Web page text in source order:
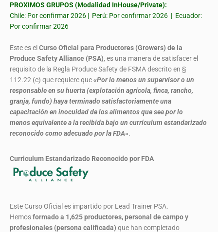
PROXIMOS GRUPOS (Modalidad InHouse/Private):
Chile: Por confirmar 2026 | Perú: Por confirmar 2026 | Ecuador:
Por confirmar 2026
Este es el Curso Oficial para Productores (Growers) de la
Produce Safety Alliance (PSA), es una manera de satisfacer el
requisito de la Regla Produce Safety de FSMA descrito en §
112.22 (c) que requiere que«Por lo menos un supervisor o un
responsable en su huerta (explotación agrícola, finca, rancho,
granja, fundo) haya terminado satisfactoriamente una
capacitación en inocuidad de los alimentos que sea por lo
menos equivalente a la recibida bajo un currículum estandarizado
reconocido como adecuado por la FDA».
Curriculum Estandarizado Reconocido por FDA
Este Curso Oficial es impartido por Lead Trainer PSA.
Hemosformadoa 1,625 productores, personal de campo y
profesionales (persona calificada) que han completado